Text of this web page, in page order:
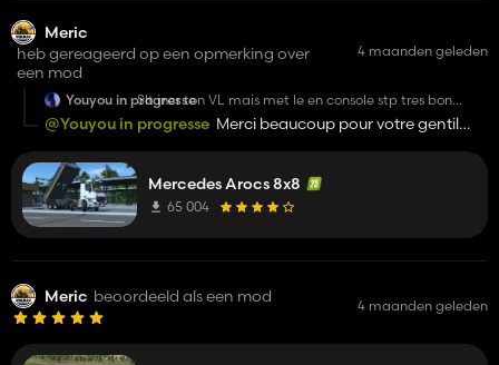
Meric
heb gereageerd op een opmerking over
een mod
4 maanden geleden
Youyou in progresseSlt incr ton VL mais met le en console stp tres bon
mode et on a une grosse comunoter en console donc
sa nous ferai du bien en tp mrc
@Youyou in progresse Merci beaucoup pour votre gentil
Mercedes Arocs 8x8
65 004
Meric beoordeeld als een mod 4 maanden geleden